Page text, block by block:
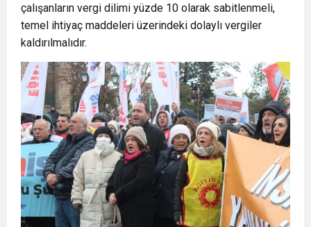
çalışanların vergi dilimi yüzde 10 olarak sabitlenmeli,
temel ihtiyaç maddeleri üzerindeki dolaylı vergiler
kaldırılmalıdır.